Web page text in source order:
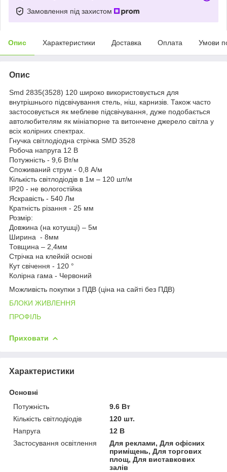
Замовлення під захистом
Опис Характеристики Доставка Оплата Умови
Опис
Smd 2835(3528) 120 широко використовується для
внутрішнього підсвічування стель, ніш, карнизів. Також часто
застосовується як меблеве підсвічування, дуже подобається
автолюбителям як мініатюрне та витончене джерело світла у
всіх колірних спектрах.
Гнучка світлодіодна стрічка SMD 3528
Робоча напруга 12 В
Потужність - 9,6 Вт/м
Споживаний струм - 0,8 А/м
Кількість світлодіодів в 1м – 120 шт/м
IP20 - не вологостійка
Яскравість - 540 Лм
Кратність різання - 25 мм
Розмір:
Довжина (на котушці) – 5м
Ширина - 8мм
Товщина – 2,4мм
Стрічка на клейкій основі
Кут свічення - 120 °
Колірна гама - Червоний
Можливість покупки з ПДВ (ціна на сайті без ПДВ)
БЛОКИ ЖИВЛЕННЯ
ПРОФІЛЬ
Приховати
Характеристики
Основні
Потужність
9.6 Вт
Кількість світлодіодів
120 шт.
Напруга
12 В
Застосування освітлення
Для реклами, Для офісних
приміщень, Для торгових
площ, Для виставкових
залів